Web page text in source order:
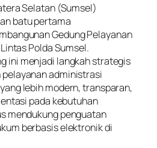
Selatan (Sumsel)
batu pertama
Gedung Pelayanan
Polda Sumsel.
ini menjadi langkah strategis
administrasi
lebih modern, transparan,
pada kebutuhan
mendukung penguatan
berbasis elektronik di